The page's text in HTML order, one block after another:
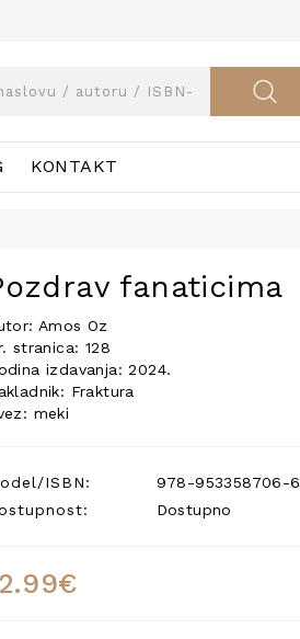
KONTAKT
fanaticima
Amos Oz
stranica: 128
izdavanja: 2024.
Fraktura
meki
ISBN:
978-953358706-6
Dostupno